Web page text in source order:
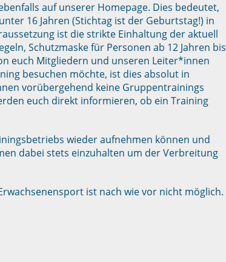
auf unserer Homepage. Dies bedeutet,
16 Jahren (Stichtag ist der Geburtstag!) in
ist die strikte Einhaltung der aktuell
Schutzmaske für Personen ab 12 Jahren bis
euch Mitgliedern und unseren Leiter*innen
besuchen möchte, ist dies absolut in
vorübergehend keine Gruppentrainings
euch direkt informieren, ob ein Training
wieder aufnehmen können und
dabei stets einzuhalten um der Verbreitung
ist nach wie vor nicht möglich.